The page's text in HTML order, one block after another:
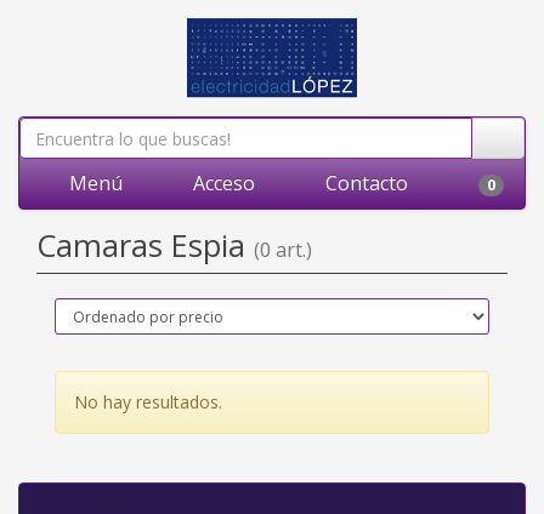
Menú Acceso Contacto 0
Camaras Espia (0 art.)
No hay resultados.